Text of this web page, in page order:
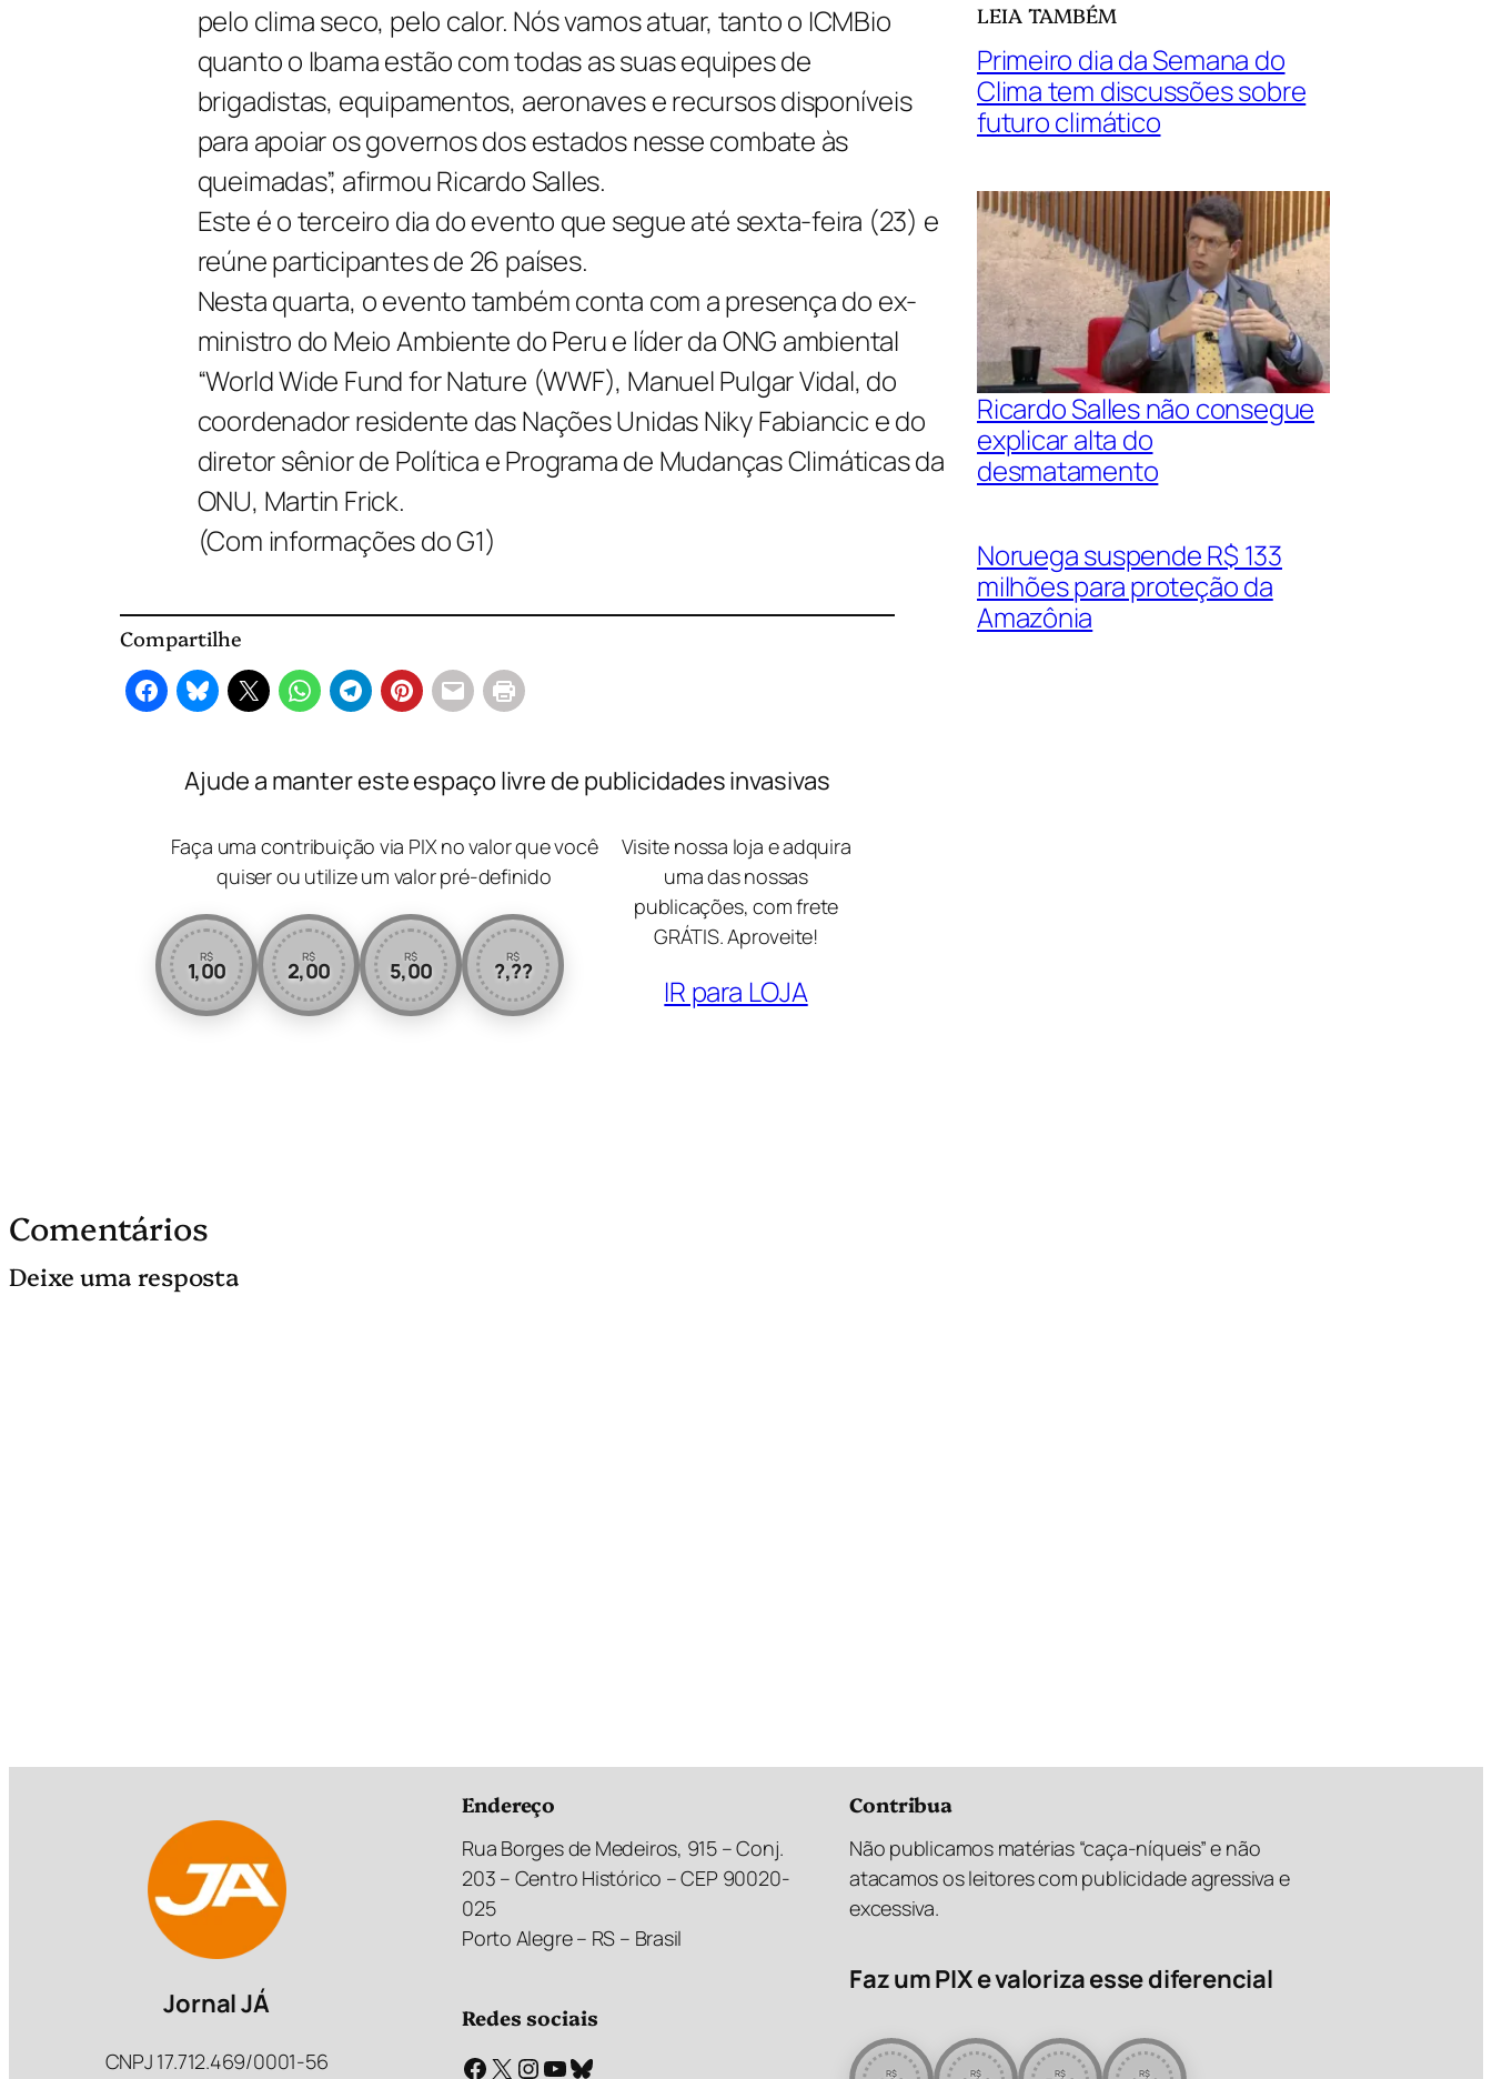
pelo clima seco, pelo calor. Nós vamos atuar, tanto o ICMBio
quanto o Ibama estão com todas as suas equipes de
brigadistas, equipamentos, aeronaves e recursos disponíveis
para apoiar os governos dos estados nesse combate às
queimadas”, afirmou Ricardo Salles.
Este é o terceiro dia do evento que segue até sexta-feira (23) e
reúne participantes de 26 países.
Nesta quarta, o evento também conta com a presença do ex-
ministro do Meio Ambiente do Peru e líder da ONG ambiental
“World Wide Fund for Nature (WWF), Manuel Pulgar Vidal, do
coordenador residente das Nações Unidas Niky Fabiancic e do
diretor sênior de Política e Programa de Mudanças Climáticas da
ONU, Martin Frick.
(Com informações do G1)
Compartilhe
Ajude a manter este espaço livre de publicidades invasivas
Faça uma contribuição via PIX no valor que você
quiser ou utilize um valor pré-definido
R$
1,00
R$
2,00
R$
5,00
R$
?,??
Visite nossa loja e adquira
uma das nossas
publicações, com frete
GRÁTIS. Aproveite!
IR para LOJA
LEIA TAMBÉM
Primeiro dia da Semana do
Clima tem discussões sobre
futuro climático
Ricardo Salles não consegue
explicar alta do
desmatamento
Noruega suspende R$ 133
milhões para proteção da
Amazônia
Comentários
Deixe uma resposta
Jornal JÁ
CNPJ 17.712.469/0001-56
Endereço
Rua Borges de Medeiros, 915 – Conj.
203 – Centro Histórico – CEP 90020-
025
Porto Alegre – RS – Brasil
Redes sociais
Facebook X Instagram Youtube Bluesky
Contribua
Não publicamos matérias “caça-níqueis” e não
atacamos os leitores com publicidade agressiva e
excessiva.
Faz um PIX e valoriza esse diferencial
R$ R$ R$ R$